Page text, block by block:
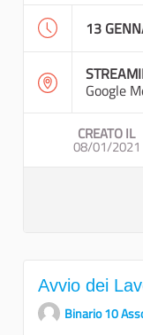
13
Google
CREATO IL
08/01/2021
Avvio dei
Binario 10